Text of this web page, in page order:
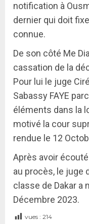
notification à
dernier qui doit
connue.
De son côté Me
cassation de la
Pour lui le juge
Sabassy FAYE
éléments dans la
motivé la cour
rendue le 12
Après avoir
au procès, le juge
classe de Dakar a
Décembre 2023.
vues : 214